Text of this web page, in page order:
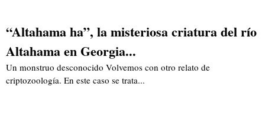
“Altahama ha”, la misteriosa criatura del río
Altahama en Georgia...
Un monstruo desconocido Volvemos con otro relato de
criptozoología. En este caso se trata...